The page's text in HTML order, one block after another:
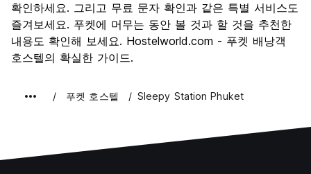
가격 대비 만족도
7.1
확인하세요. 그리고 무료 문자 확인과 같은 특별 서비스도
즐겨보세요. 푸켓에 머무는 동안 볼 것과 할 것을 추천한
내용도 확인해 보세요. Hostelworld.com - 푸켓 배낭객
호스텔의 확실한 가이드.
푸켓 호스텔 Sleepy Station Phuket